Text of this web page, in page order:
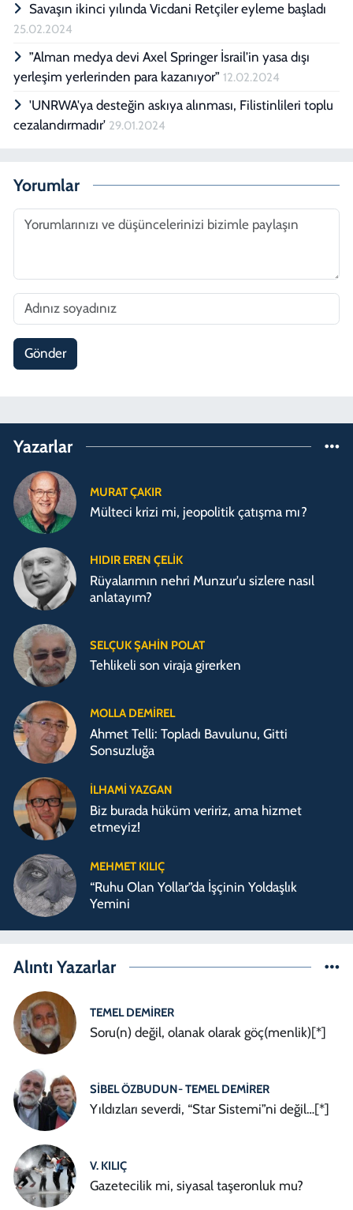
Savaşın ikinci yılında Vicdani Retçiler eyleme başladı
25.02.2024
”Alman medya devi Axel Springer İsrail’in yasa dışı
yerleşim yerlerinden para kazanıyor” 12.02.2024
'UNRWA'ya desteğin askıya alınması, Filistinlileri toplu
cezalandırmadır' 29.01.2024
Yorumlar
Gönder
Yazarlar
MURAT ÇAKIR
Mülteci krizi mi, jeopolitik çatışma mı?
HIDIR EREN ÇELIK
Rüyalarımın nehri Munzur'u sizlere nasıl
anlatayım?
SELÇUK ŞAHIN POLAT
Tehlikeli son viraja girerken
MOLLA DEMIREL
Ahmet Telli: Topladı Bavulunu, Gitti
Sonsuzluğa
İLHAMI YAZGAN
Biz burada hüküm veririz, ama hizmet
etmeyiz!
MEHMET KILIÇ
“Ruhu Olan Yollar”da İşçinin Yoldaşlık
Yemini
Alıntı Yazarlar
TEMEL DEMIRER
Soru(n) değil, olanak olarak göç(menlik)[*]
SIBEL ÖZBUDUN- TEMEL DEMIRER
Yıldızları severdi, “Star Sistemi”ni değil…[*]
V. KILIÇ
Gazetecilik mi, siyasal taşeronluk mu?